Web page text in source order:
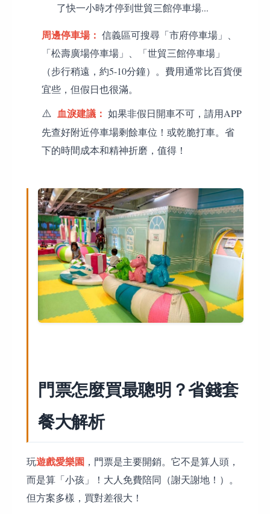
了快一小時才停到世貿三館停車場...
周邊停車場： 信義區可搜尋「市府停車場」、
「松壽廣場停車場」、「世貿三館停車場」
（步行稍遠，約5-10分鐘）。費用通常比百貨便
宜些，但假日也很滿。
⚠️ 血淚建議： 如果非假日開車不可，請用APP
先查好附近停車場剩餘車位！或乾脆打車。省
下的時間成本和精神折磨，值得！
門票怎麼買最聰明？省錢套
餐大解析
玩遊戲愛樂園 ，門票是主要開銷。它不是算人頭，
而是算「小孩」！大人免費陪同（謝天謝地！）。
但方案多樣，買對差很大！